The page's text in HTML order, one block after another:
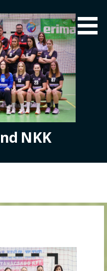
NKK